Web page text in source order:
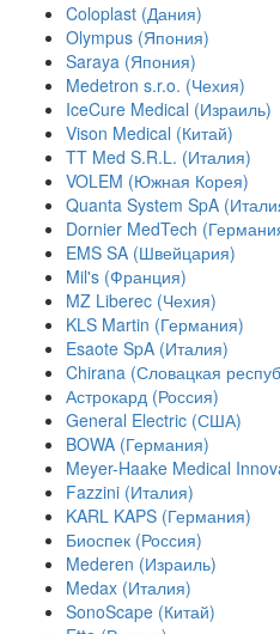
Coloplast (Дания)
Olympus (Япония)
Saraya (Япония)
Medetron s.r.o. (Чехия)
IceCure Medical (Израиль)
Vison Medical (Китай)
TT Med S.R.L. (Италия)
VOLEM (Южная Корея)
Quanta System SpA
Dornier MedTech
EMS SA (Швейцария)
Mil's (Франция)
MZ Liberec (Чехия)
KLS Martin (Германия)
Esaote SpA (Италия)
Chirana (Словацкая
Астрокард (Россия)
General Electric (США)
BOWA (Германия)
Meyer-Haake Medical
Fazzini (Италия)
KARL KAPS (Германия)
Биоспек (Россия)
Mederen (Израиль)
Medax (Италия)
SonoScape (Китай)